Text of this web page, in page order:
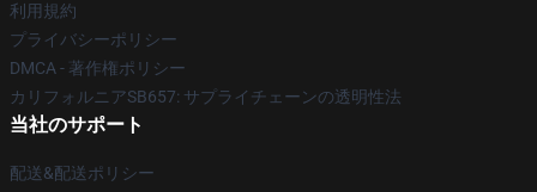
利用規約
プライバシーポリシー
DMCA - 著作権ポリシー
カリフォルニアSB657: サプライチェーンの透明性法
当社のサポート
配送&配送ポリシー